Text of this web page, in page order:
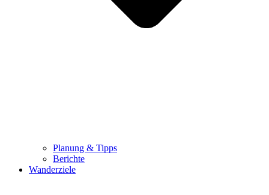
Planung & Tipps
Berichte
Wanderziele